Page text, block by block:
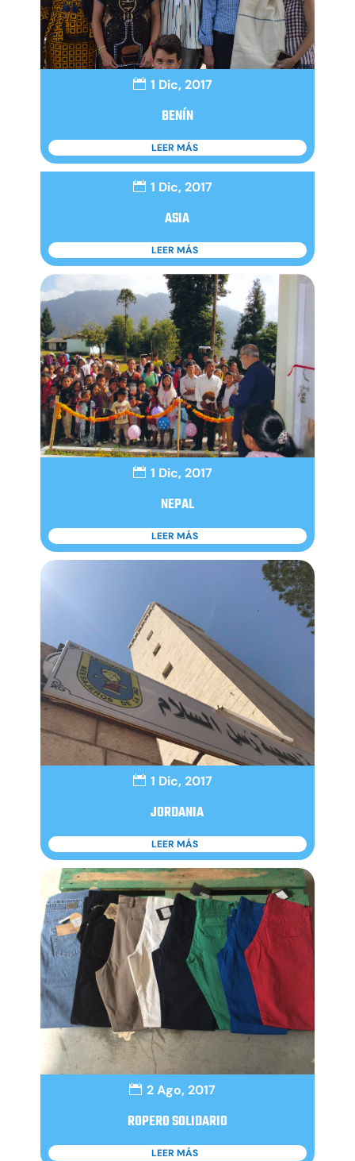
1 Dic, 2017
BENÍN
LEER MÁS
1 Dic, 2017
ASIA
LEER MÁS
1 Dic, 2017
NEPAL
LEER MÁS
1 Dic, 2017
JORDANIA
LEER MÁS
2 Ago, 2017
ROPERO SOLIDARIO
LEER MÁS